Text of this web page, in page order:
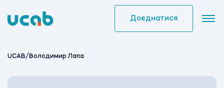
to
Доєднатися
UCAB/ Володимир Лапа